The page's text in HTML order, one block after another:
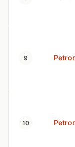
9
10